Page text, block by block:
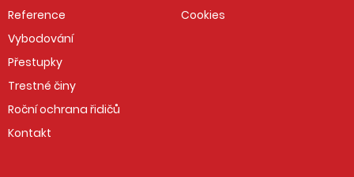
Reference
Vybodování
Přestupky
Trestné činy
Roční ochrana řidičů
Kontakt
Cookies